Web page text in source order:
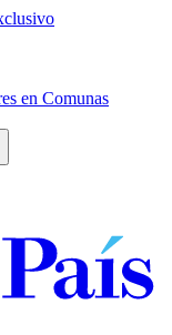
en Comunas